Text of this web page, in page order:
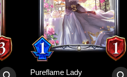
Pureflame Lady